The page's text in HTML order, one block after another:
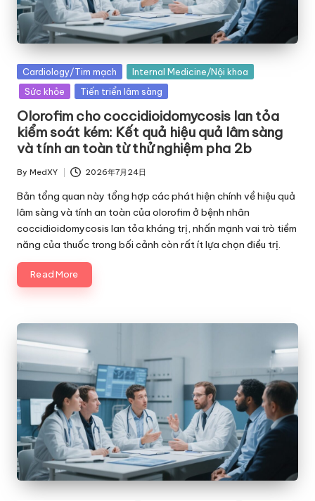
Posted
in
Cardiology/Tim mạch
Internal Medicine/Nội khoa
Sức khỏe
Tiến triển lâm sàng
Olorofim cho coccidioidomycosis lan tỏa
kiểm soát kém: Kết quả hiệu quả lâm sàng
và tính an toàn từ thử nghiệm pha 2b
Posted
by
By MedXY 2026年7月24日
Bản tổng quan này tổng hợp các phát hiện chính về hiệu quả
lâm sàng và tính an toàn của olorofim ở bệnh nhân
coccidioidomycosis lan tỏa kháng trị, nhấn mạnh vai trò tiềm
năng của thuốc trong bối cảnh còn rất ít lựa chọn điều trị.
Read More